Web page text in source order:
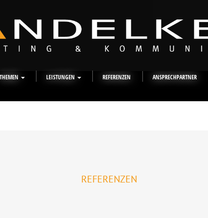
LEISTUNGEN REFERENZEN ANSPRECHPARTNER
REFERENZEN